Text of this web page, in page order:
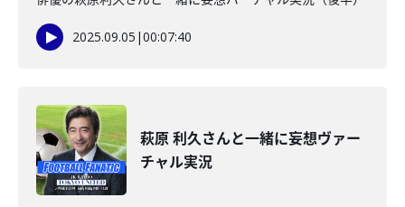
2025.09.05 |00:07:40
萩原 利久さんと一緒に妄想ヴァー
チャル実況